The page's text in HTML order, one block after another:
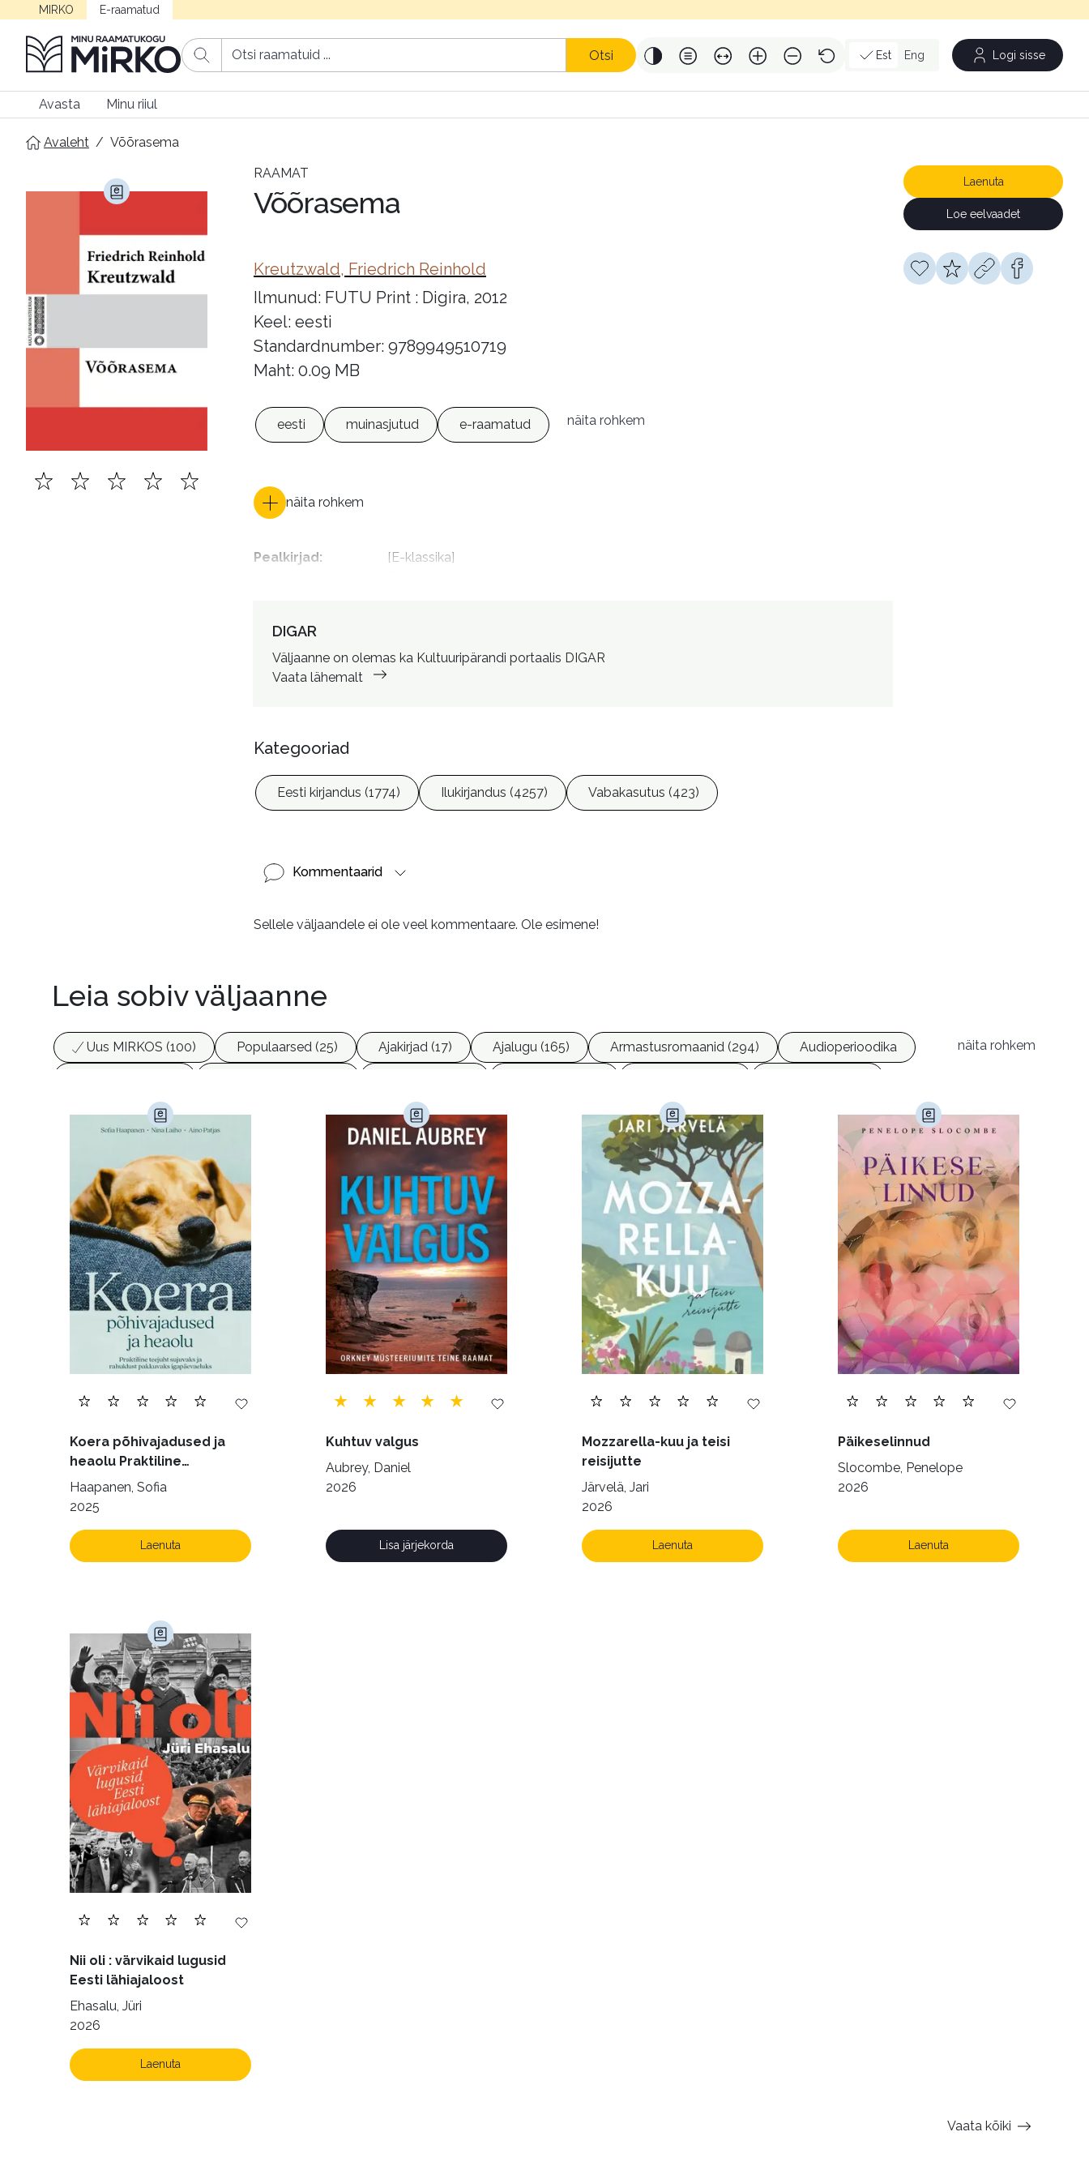
MIRKO E-raamatud
Otsi Est Eng Logi sisse
Avasta Minu riiul
Avaleht / Võõrasema
RAAMAT
Võõrasema
Kreutzwald, Friedrich Reinhold
Ilmunud: FUTU Print : Digira, 2012
Keel: eesti
Standardnumber: 9789949510719
Maht: 0.09 MB
Laenuta
Loe eelvaadet
eesti muinasjutud e-raamatud näita rohkem
näita rohkem
Pealkirjad:
[E-klassika]
DIGAR
Väljaanne on olemas ka Kultuuripärandi portaalis DIGAR
Vaata lähemalt
Kategooriad
Eesti kirjandus (1774) Ilukirjandus (4257) Vabakasutus (423)
Kommentaarid
Sellele väljaandele ei ole veel kommentaare. Ole esimene!
Leia sobiv väljaanne
Uus MIRKOS (100) Populaarsed (25) Ajakirjad (17) Ajalugu (165) Armastusromaanid (294)
Audioperioodika
Juhtimine (23) Krimi ja põnevik (1285)
Kunst ja looming (86)
Laste- ja noortekirjandus (580) Loodus (54) Loodusteadus (32)
Luule (75)
Maamajandus (24)
Perioodika (15) Psühholoogia (184) Rahandus (47)
Religioon (107)
Siseturvalisus (34)
Sport (52) Tehnika (6) Telekommunikatsioon (9) Tervis (147)
Transport (8)
Ulme ja fantaasia (244)
Vabakasutus (423) Õigus (22) Ühiskond (168)
näita rohkem
Koera põhivajadused ja
heaolu Praktiline
käsiraamat sujuvaks ja
rahuldust pakkuvaks
Haapanen, Sofia
2025
Laenuta
Kuhtuv valgus
Aubrey, Daniel
2026
Lisa järjekorda
Mozzarella-kuu ja teisi
reisijutte
Järvelä, Jari
2026
Laenuta
Päikeselinnud
Slocombe, Penelope
2026
Laenuta
Nii oli : värvikaid lugusid
Eesti lähiajaloost
Ehasalu, Jüri
2026
Laenuta
Vaata kõiki